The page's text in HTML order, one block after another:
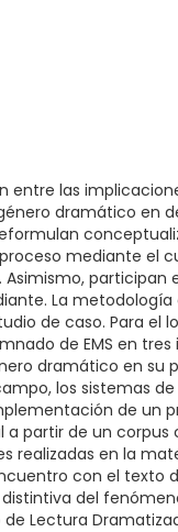
entre las
dramático en
mediante el
participan
La
de caso. Para el
de EMS en
dramático en su
los sistemas
de un
a partir de un
en la
con el texto
del
Lectura